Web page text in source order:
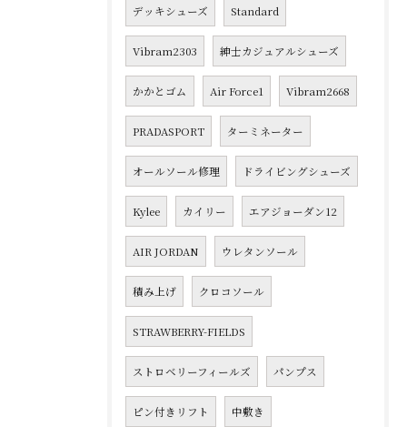
デッキシューズ Standard
Vibram2303 紳士カジュアルシューズ
かかとゴム Air Force1 Vibram2668
PRADASPORT ターミネーター
オールソール修理 ドライビングシューズ
Kylee カイリー エアジョーダン12
AIR JORDAN ウレタンソール
積み上げ クロコソール
STRAWBERRY-FIELDS
ストロベリーフィールズ パンプス
ピン付きリフト 中敷き